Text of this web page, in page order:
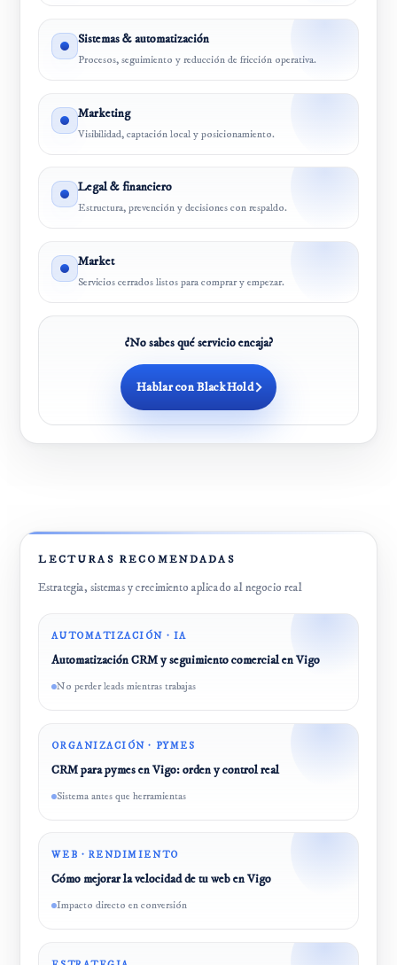
Sistemas & automatización
Procesos, seguimiento y reducción de fricción operativa.
Marketing
Visibilidad, captación local y posicionamiento.
Legal & financiero
Estructura, prevención y decisiones con respaldo.
Market
Servicios cerrados listos para comprar y empezar.
¿No sabes qué servicio encaja?
Hablar con BlackHold
LECTURAS RECOMENDADAS
Estrategia, sistemas y crecimiento aplicado al negocio real
AUTOMATIZACIÓN · IA
Automatización CRM y seguimiento comercial en Vigo
No perder leads mientras trabajas
ORGANIZACIÓN · PYMES
CRM para pymes en Vigo: orden y control real
Sistema antes que herramientas
WEB · RENDIMIENTO
Cómo mejorar la velocidad de tu web en Vigo
Impacto directo en conversión